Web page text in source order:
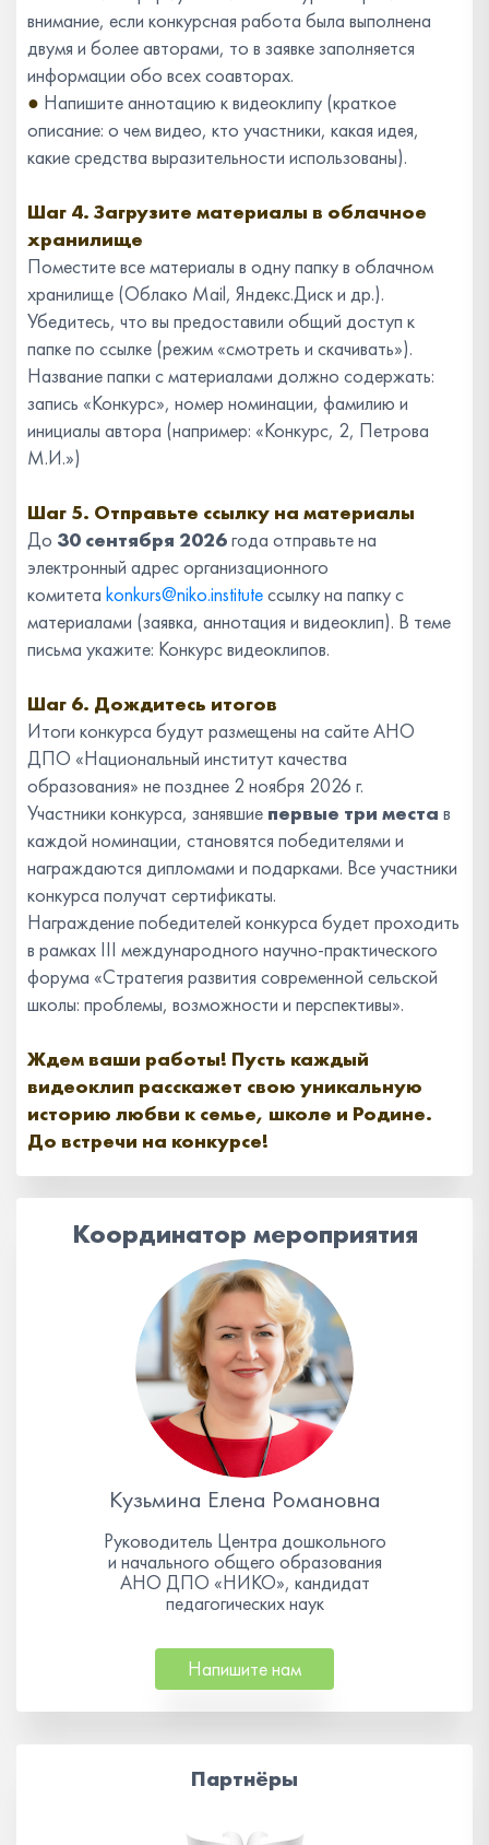
внимание, если конкурсная работа была выполнена
двумя и более авторами, то в заявке заполняется
информации обо всех соавторах.
● Напишите аннотацию к видеоклипу (краткое
описание: о чем видео, кто участники, какая идея,
какие средства выразительности использованы).
Шаг 4. Загрузите материалы в облачное
хранилище
Поместите все материалы в одну папку в облачном
хранилище (Облако Mail, Яндекс.Диск и др.).
Убедитесь, что вы предоставили общий доступ к
папке по ссылке (режим «смотреть и скачивать»).
Название папки с материалами должно содержать:
запись «Конкурс», номер номинации, фамилию и
инициалы автора (например: «Конкурс, 2, Петрова
М.И.»)
Шаг 5. Отправьте ссылку на материалы
До 30 сентября 2026года отправьте на
электронный адрес организационного
комитета konkurs@niko.instituteссылку на папку с
материалами (заявка, аннотация и видеоклип). В теме
письма укажите: Конкурс видеоклипов.
Шаг 6. Дождитесь итогов
Итоги конкурса будут размещены на сайте АНО
ДПО «Национальный институт качества
образования» не позднее 2 ноября 2026 г.
Участники конкурса, занявшие первые три места в
каждой номинации, становятся победителями и
награждаются дипломами и подарками. Все участники
конкурса получат сертификаты.
Награждение победителей конкурса будет проходить
в рамках III международного научно-практического
форума «Стратегия развития современной сельской
школы: проблемы, возможности и перспективы».
Ждем ваши работы! Пусть каждый
видеоклип расскажет свою уникальную
историю любви к семье, школе и Родине.
До встречи на конкурсе!
Координатор мероприятия
Кузьмина Елена Романовна
Руководитель Центра дошкольного
и начального общего образования
АНО ДПО «НИКО», кандидат
педагогических наук
Напишите нам
Партнёры